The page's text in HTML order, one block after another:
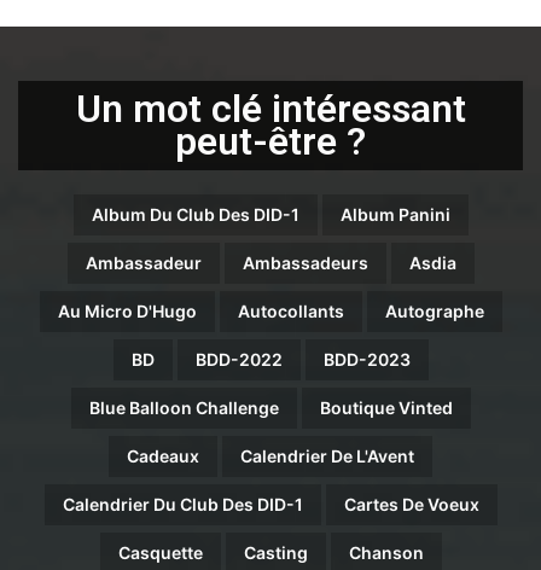
Un mot clé intéressant
peut-être ?
Album Du Club Des DID-1 Album Panini
Ambassadeur Ambassadeurs Asdia
Au Micro D'Hugo Autocollants Autographe
BD BDD-2022 BDD-2023
Blue Balloon Challenge Boutique Vinted
Cadeaux Calendrier De L'Avent
Calendrier Du Club Des DID-1 Cartes De Voeux
Casquette Casting Chanson